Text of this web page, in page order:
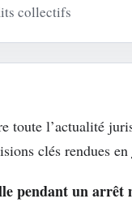
collectifs
toute l’actualité
clés rendues en
pendant un